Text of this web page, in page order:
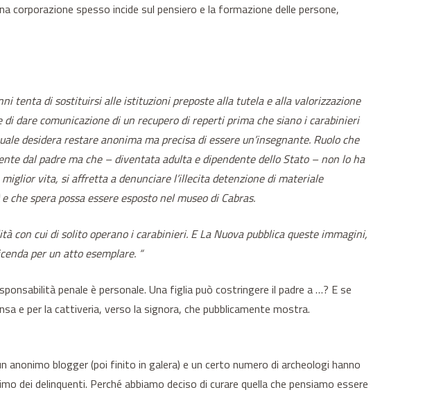
corporazione spesso incide sul pensiero e la formazione delle persone,
tenta di sostituirsi alle istituzioni preposte alla tutela e alla valorizzazione
dare comunicazione di un recupero di reperti prima che siano i carabinieri
desidera restare anonima ma precisa di essere un’insegnante. Ruolo che
dal padre ma che – diventata adulta e dipendente dello Stato – non lo ha
vita, si affretta a denunciare l’illecita detenzione di materiale
spera possa essere esposto nel museo di Cabras.
cui di solito operano i carabinieri. E La Nuova pubblica queste immagini,
per un atto esemplare. “
penale è personale. Una figlia può costringere il padre a …? E se
e per la cattiveria, verso la signora, che pubblicamente mostra.
blogger (poi finito in galera) e un certo numero di archeologi hanno
delinquenti. Perché abbiamo deciso di curare quella che pensiamo essere